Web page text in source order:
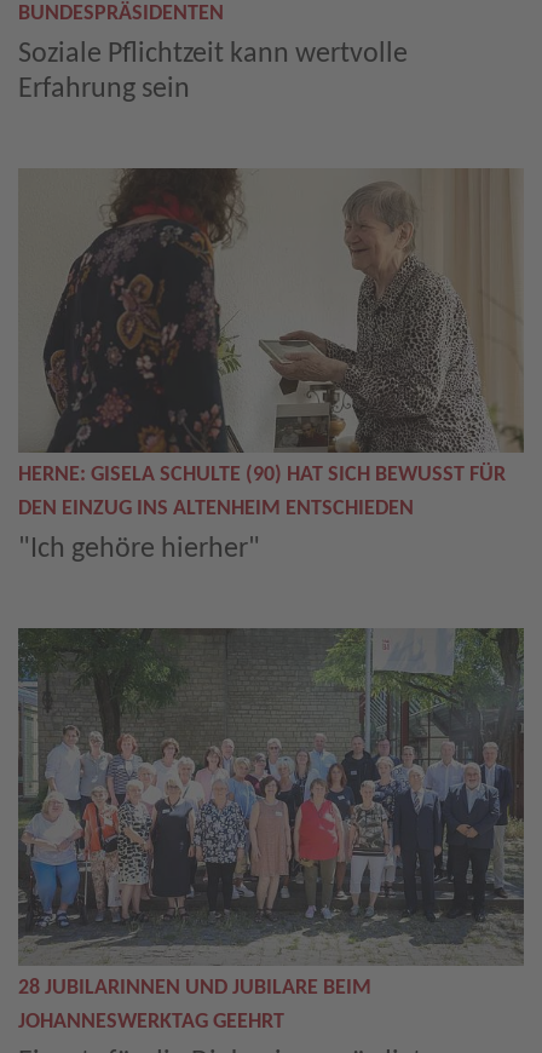
BUNDESPRÄSIDENTEN
Soziale Pflichtzeit kann wertvolle
Erfahrung sein
HERNE: GISELA SCHULTE (90) HAT SICH BEWUSST FÜR
DEN EINZUG INS ALTENHEIM ENTSCHIEDEN
"Ich gehöre hierher"
28 JUBILARINNEN UND JUBILARE BEIM
JOHANNESWERKTAG GEEHRT